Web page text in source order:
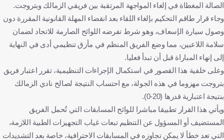
الصالة المغطاة في إلغاء المواجهة المرتقبة بين فريقي الزمالك وبتروجت.
وجاء قرار طاقم التحكيم بإلغاء اللقاء بعد انقضاء المهلة القانونية المقررة دون
وصول سيارة الإسعاف، وهو شرط تفرضه اللوائح الصارمة للاتحاد لضمان
سلامة اللاعبين، مما وضع الفريق المنظم في مأزق تنظيمي أدى في النهاية
إلى إنهاء المباراة قبل أن تبدأ فعليا.
وعلى خلفية هذا القصور في استكمال الإجراءات التنظيمية، تقرر اعتبار فريق
بتروجت مهزوما في هذه الجولة، مع احتساب النتيجة لصالح نادي الزمالك
بنتيجة اعتبارية قدرها (20-0).
ويأتي هذا القرار تطبيقا مباشرا للوائح المسابقات التي تُحمل الفريق
المستضيف أو المسؤول عن التنظيم تبعات غياب التجهيزات الطبية اللازمة،
التي تعد خطأ لا يمكن تجاوزه في المسابقات الاحترافية، خاصة بعد التشديدات